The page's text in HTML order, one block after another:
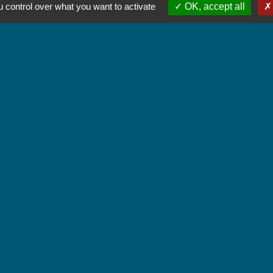
52 Place de la Mairie - Le Chef Lieu
73800 Chignin - FRANCE
over what you want to activate OK, accept all